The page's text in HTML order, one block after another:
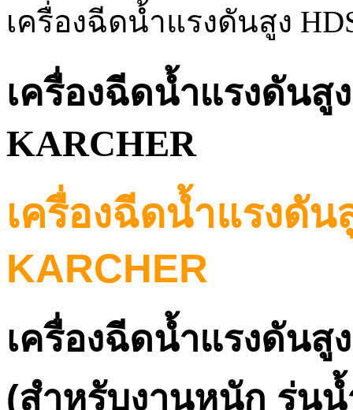
เครื่องฉีดน้ำแรงดันสูง
เครื่องฉีดน้ำแรงดันสู
KARCHER
เครื่องฉีดน้ำแรงดัน
KARCHER
เครื่องฉีดน้ำแรงดันสู
(สำหรับงานหนัก รุ่นน้